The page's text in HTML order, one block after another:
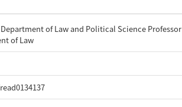
of Law and Political Science Professor
of Law